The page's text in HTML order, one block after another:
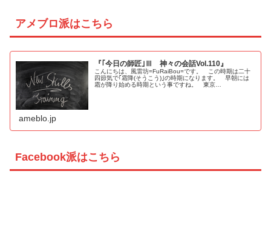
アメブロ派はこちら
『｢今日の師匠｣Ⅲ 神々の会話Vol.110』
こんにちは、風雷坊=FuRaiBou=です。 この時期は二十
四節気で｢霜降(そうこう)｣の時期になります。 早朝には
霜が降り始める時期という事ですね。 東京…
ameblo.jp
Facebook派はこちら